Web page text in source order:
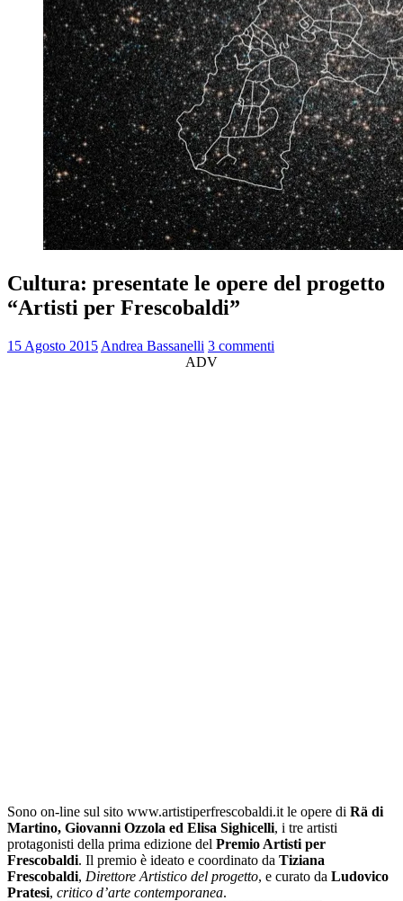
Cultura: presentate le opere del progetto
“Artisti per Frescobaldi”
15 Agosto 2015 Andrea Bassanelli 3 commenti
ADV
Sono on-line sul sito www.artistiperfrescobaldi.it le opere di Rä di
Martino, Giovanni Ozzola ed Elisa Sighicelli, i tre artisti
protagonisti della prima edizione del Premio Artisti per
Frescobaldi. Il premio è ideato e coordinato da Tiziana
Frescobaldi, Direttore Artistico del progetto, e curato da Ludovico
Pratesi, critico d’arte contemporanea.